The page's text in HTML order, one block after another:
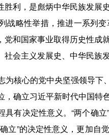
利，是彪炳中华民族发
战略性举措，推进一系列
和国家事业取得历史性
会主义发展史、中华民族
核心的党中央坚强领导下
确立习近平新时代中国
有决定性意义。“两个确
立”的决定性意义，更加